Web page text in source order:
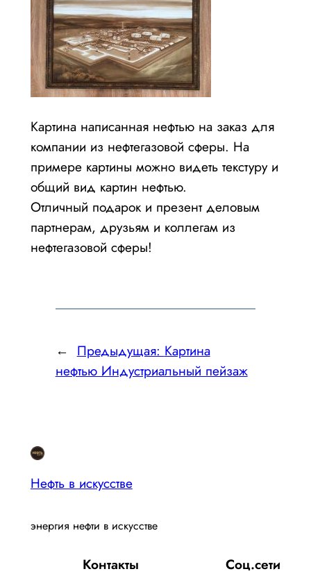
Картина написанная нефтью на заказ для
компании из нефтегазовой сферы. На
примере картины можно видеть текстуру и
общий вид картин нефтью.
Отличный подарок и презент деловым
партнерам, друзьям и коллегам из
нефтегазовой сферы!
← Предыдущая: Картина
нефтью Индустриальный пейзаж
Нефть в искусстве
энергия нефти в искусстве
Контакты Соц.сети